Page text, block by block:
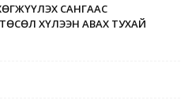
САНГААС
ХҮЛЭЭН АВАХ ТУХАЙ